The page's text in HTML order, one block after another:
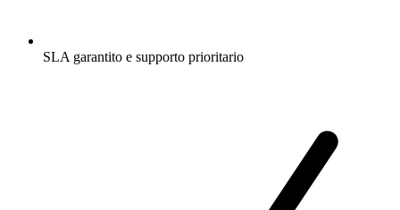
SLA garantito e supporto prioritario